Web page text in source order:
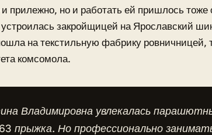
прилежно, но и работать ей пришлось тоже
закройщицей на Ярославский
на текстильную фабрику ровничницей,
комсомола.
Владимировна увлекалась
прыжка. Но профессионально